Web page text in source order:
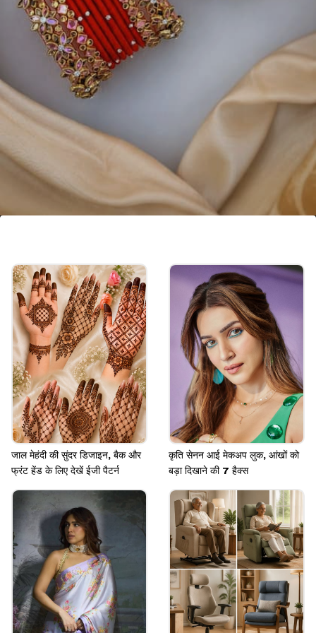
थ्रेड स्टाइल में लाल बैंगल की खूबसूरत बैंगल लाल, पीला, हरी
और ऑरेंज समेत कई रंग की साड़ी के साथ कंट्रास्ट और मैचिंग
लुक देगी।
Image credits: _.wrist. instagram
जाल मेहंदी की सुंदर डिजाइन, बैक और
फ्रंट हेंड के लिए देखें ईजी पैटर्न
कृति सेनन आई मेकअप लुक, आंखों को
बड़ा दिखाने की 7 हैक्स